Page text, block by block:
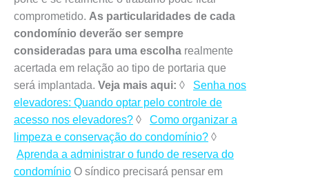
comprometido. As particularidades de cada
condomínio deverão ser sempre
consideradas para uma escolha realmente
acertada em relação ao tipo de portaria que
será implantada. Veja mais aqui: ◊ Senha nos
elevadores: Quando optar pelo controle de
acesso nos elevadores? ◊ Como organizar a
limpeza e conservação do condomínio? ◊
Aprenda a administrar o fundo de reserva do
condomínio O síndico precisará pensar em